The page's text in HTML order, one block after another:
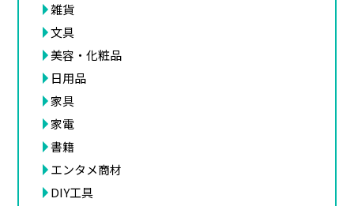
雑貨
文具
美容・化粧品
日用品
家具
家電
書籍
エンタメ商材
DIY工具